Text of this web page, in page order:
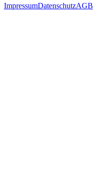
ImpressumDatenschutzAGB